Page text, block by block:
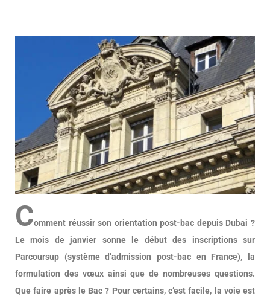
Comment réussir son orientation post-bac depuis Dubai ?
Le mois de janvier sonne le début des inscriptions sur
Parcoursup (système d’admission post-bac en France), la
formulation des vœux ainsi que de nombreuses questions.
Que faire après le Bac ? Pour certains, c’est facile, la voie est